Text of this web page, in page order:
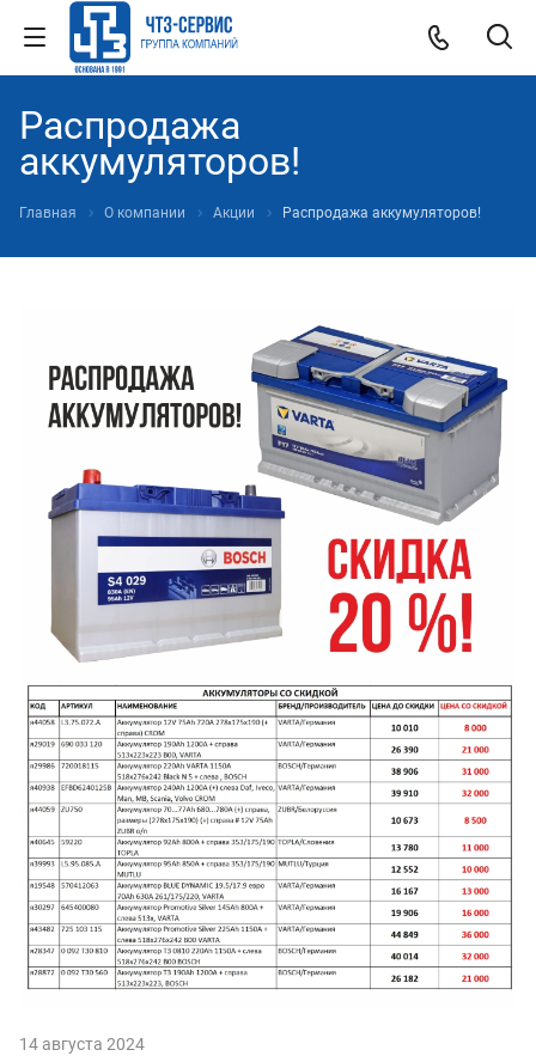
Распродажа
аккумуляторов!
Главная О компании Акции Распродажа аккумуляторов!
14 августа 2024